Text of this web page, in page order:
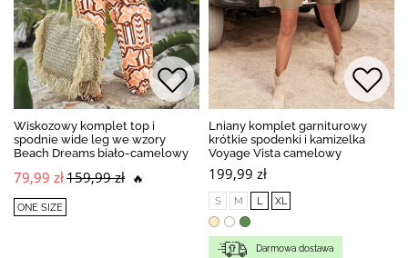
Wiskozowy komplet top i
spodnie wide leg we wzory
Beach Dreams biało-camelowy
79,99 zł159,99 zł 🔥
ONE SIZE
Lniany komplet garniturowy
krótkie spodenki i kamizelka
Voyage Vista camelowy
199,99 zł
S M L XL
Darmowa dostawa